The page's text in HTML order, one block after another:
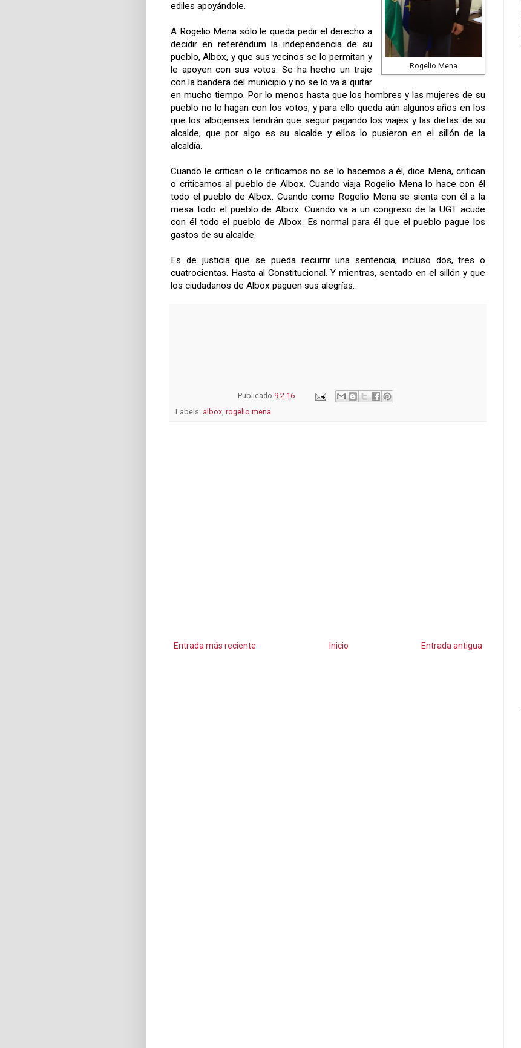
Rogelio Mena
ediles apoyándole.
A Rogelio Mena sólo le queda pedir el derecho a
decidir en referéndum la independencia de su
pueblo, Albox, y que sus vecinos se lo permitan y
le apoyen con sus votos. Se ha hecho un traje
con la bandera del municipio y no se lo va a quitar
en mucho tiempo. Por lo menos hasta que los hombres y las mujeres de su
pueblo no lo hagan con los votos, y para ello queda aún algunos años en los
que los albojenses tendrán que seguir pagando los viajes y las dietas de su
alcalde, que por algo es su alcalde y ellos lo pusieron en el sillón de la
alcaldía.
Cuando le critican o le criticamos no se lo hacemos a él, dice Mena, critican
o criticamos al pueblo de Albox. Cuando viaja Rogelio Mena lo hace con él
todo el pueblo de Albox. Cuando come Rogelio Mena se sienta con él a la
mesa todo el pueblo de Albox. Cuando va a un congreso de la UGT acude
con él todo el pueblo de Albox. Es normal para él que el pueblo pague los
gastos de su alcalde.
Es de justicia que se pueda recurrir una sentencia, incluso dos, tres o
cuatrocientas. Hasta al Constitucional. Y mientras, sentado en el sillón y que
los ciudadanos de Albox paguen sus alegrías.
Publicado 9.2.16
Labels: albox, rogelio mena
Entrada más reciente Entrada antigua
Inicio